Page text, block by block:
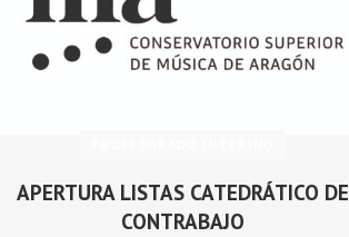
APERTURA LISTAS CATEDRÁTICO DE
CONTRABAJO